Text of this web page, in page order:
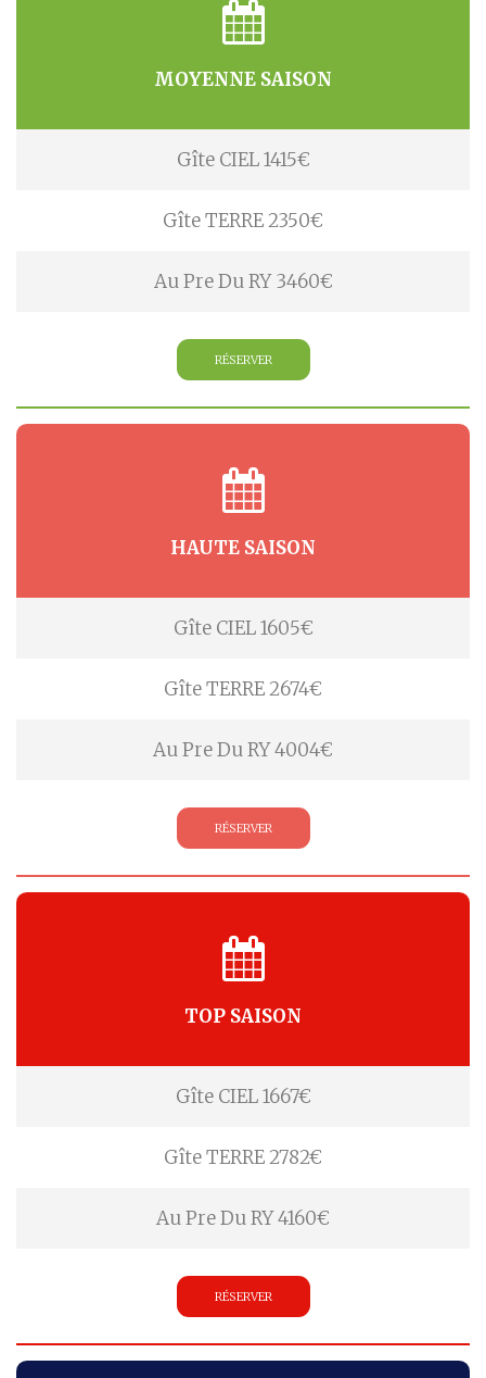
MOYENNE SAISON
Gîte CIEL 1415€
Gîte TERRE 2350€
Au Pre Du RY 3460€
RÉSERVER
HAUTE SAISON
Gîte CIEL 1605€
Gîte TERRE 2674€
Au Pre Du RY 4004€
RÉSERVER
TOP SAISON
Gîte CIEL 1667€
Gîte TERRE 2782€
Au Pre Du RY 4160€
RÉSERVER